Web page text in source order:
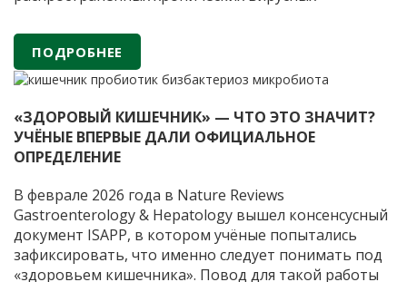
сообщество всё чаще фокусируется на
предупреждении повторных эпизодов заболевания.
Обновлённые в 2025 году клинические
Герпес:
на
шаг
ПОДРОБНЕЕ
«ЗДОРОВЫЙ КИШЕЧНИК» — ЧТО ЭТО ЗНАЧИТ?
УЧЁНЫЕ ВПЕРВЫЕ ДАЛИ ОФИЦИАЛЬНОЕ
ОПРЕДЕЛЕНИЕ
В феврале 2026 года в Nature Reviews
Gastroenterology & Hepatology вышел консенсусный
документ ISAPP, в котором учёные попытались
зафиксировать, что именно следует понимать под
«здоровьем кишечника». Повод для такой работы